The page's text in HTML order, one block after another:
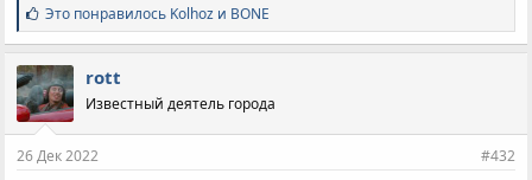
С
и
м
п
а
т
и
:
Это понравилось Kolhoz и BONE
rott
Известный деятель города
26 Дек 2022 #432